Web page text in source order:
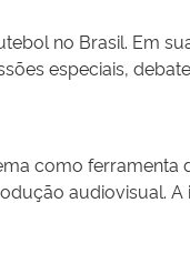
no Brasil. Em
especiais,
diferentes
para jovens,
como
audiovisual. A